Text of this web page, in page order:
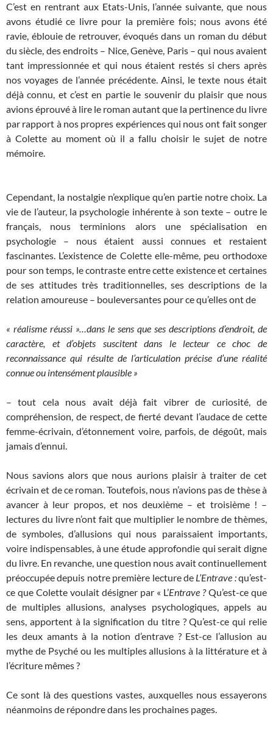
C’est en rentrant aux Etats-Unis, l’année suivante, que nous
avons étudié ce livre pour la première fois; nous avons été
ravie, éblouie de retrouver, évoqués dans un roman du début
du siècle, des endroits – Nice, Genève, Paris – qui nous avaient
tant impressionnée et qui nous étaient restés si chers après
nos voyages de l’année précédente. Ainsi, le texte nous était
déjà connu, et c’est en partie le souvenir du plaisir que nous
avions éprouvé à lire le roman autant que la pertinence du livre
par rapport à nos propres expériences qui nous ont fait songer
à Colette au moment où il a fallu choisir le sujet de notre
mémoire.
Cependant, la nostalgie n’explique qu’en partie notre choix. La
vie de l’auteur, la psychologie inhérente à son texte – outre le
français, nous terminions alors une spécialisation en
psychologie – nous étaient aussi connues et restaient
fascinantes. L’existence de Colette elle-même, peu orthodoxe
pour son temps, le contraste entre cette existence et certaines
de ses attitudes très traditionnelles, ses descriptions de la
relation amoureuse – bouleversantes pour ce qu’elles ont de
« réalisme réussi »…dans le sens que ses descriptions d’endroit, de
caractère, et d’objets suscitent dans le lecteur ce choc de
reconnaissance qui résulte de l’articulation précise d’une réalité
connue ou intensément plausible »
– tout cela nous avait déjà fait vibrer de curiosité, de
compréhension, de respect, de fierté devant l’audace de cette
femme-écrivain, d’étonnement voire, parfois, de dégoût, mais
jamais d’ennui.
Nous savions alors que nous aurions plaisir à traiter de cet
écrivain et de ce roman. Toutefois, nous n’avions pas de thèse à
avancer à leur propos, et nos deuxième – et troisième ! –
lectures du livre n’ont fait que multiplier le nombre de thèmes,
de symboles, d’allusions qui nous paraissaient importants,
voire indispensables, à une étude approfondie qui serait digne
du livre. En revanche, une question nous avait continuellement
préoccupée depuis notre première lecture de L’Entrave :qu’est-
ce que Colette voulait désigner par « L’Entrave ?Qu’est-ce que
de multiples allusions, analyses psychologiques, appels au
sens, apportent à la signification du titre ? Qu’est-ce qui relie
les deux amants à la notion d’entrave ? Est-ce l’allusion au
mythe de Psyché ou les multiples allusions à la littérature et à
l’écriture mêmes ?
Ce sont là des questions vastes, auxquelles nous essayerons
néanmoins de répondre dans les prochaines pages.